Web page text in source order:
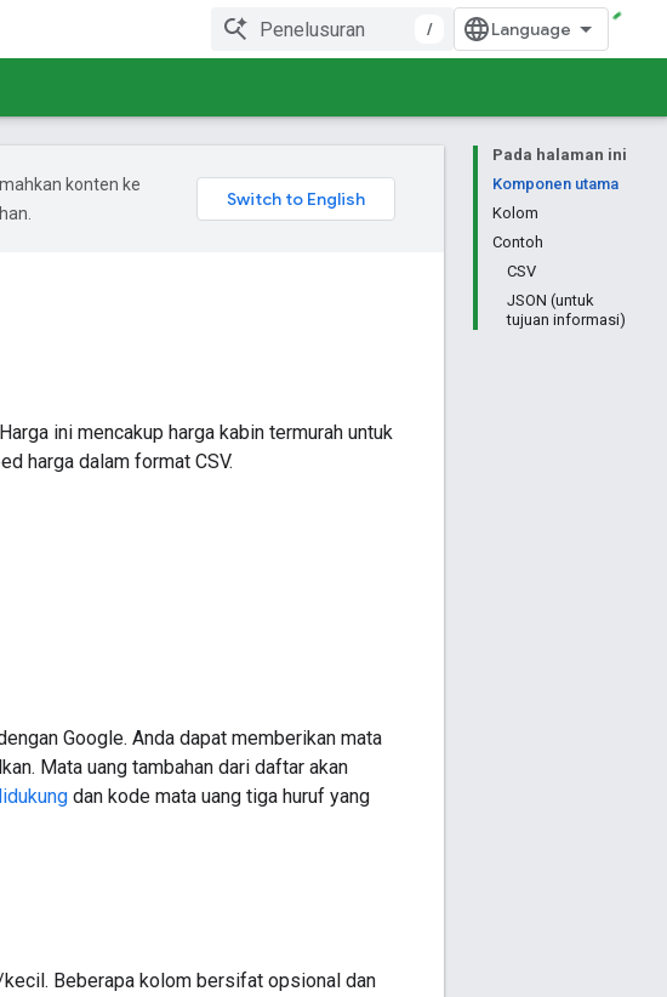
/
Pada halaman ini
Komponen utama
Kolom
Contoh
CSV
JSON (untuk
tujuan informasi)
konten ke
ini mencakup harga kabin termurah untuk
harga dalam format CSV.
Google. Anda dapat memberikan mata
Mata uang tambahan dari daftar akan
dan kode mata uang tiga huruf yang
Beberapa kolom bersifat opsional dan